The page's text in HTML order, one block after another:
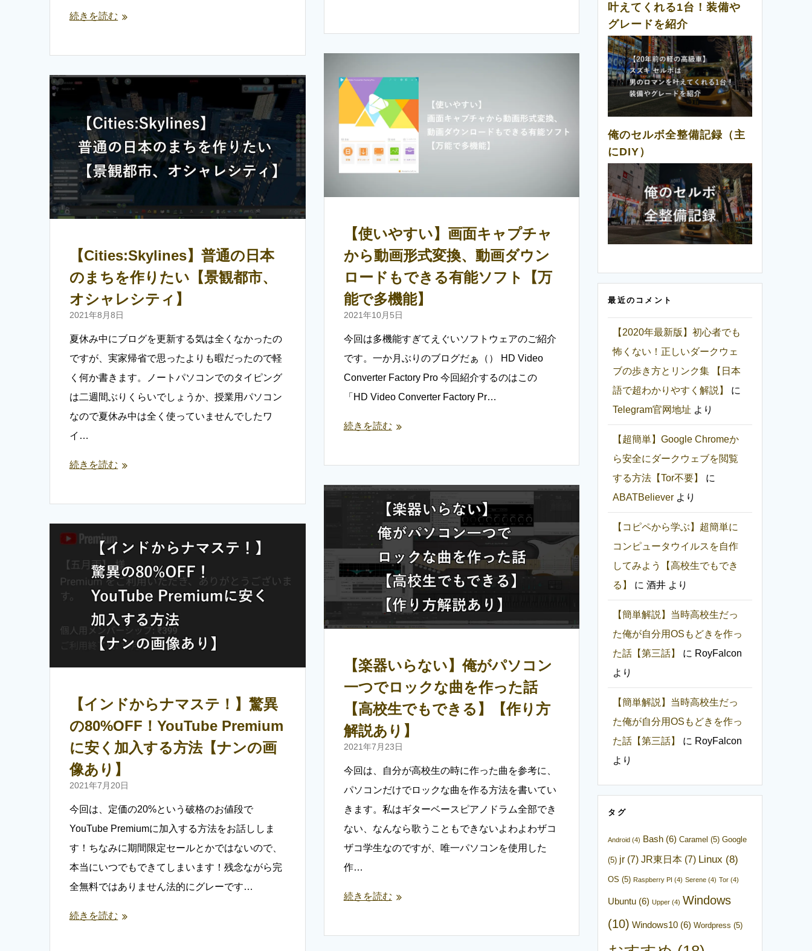
続きを読む
【使いやすい】画面キャプチャ
から動画形式変換、動画ダウン
ロードもできる有能ソフト【万
能で多機能】
2021年10月5日
今回は多機能すぎてえぐいソフトウェアのご紹介
です。一か月ぶりのブログだぁ（） HD Video
Converter Factory Pro 今回紹介するのはこの
「HD Video Converter Factory Pr…
続きを読む
【Cities:Skylines】普通の日本
のまちを作りたい【景観都市、
オシャレシティ】
2021年8月8日
夏休み中にブログを更新する気は全くなかったの
ですが、実家帰省で思ったよりも暇だったので軽
く何か書きます。ノートパソコンでのタイピング
は二週間ぶりくらいでしょうか、授業用パソコン
なので夏休み中は全く使っていませんでしたワ
イ…
続きを読む
【楽器いらない】俺がパソコン
一つでロックな曲を作った話
【高校生でもできる】【作り方
解説あり】
2021年7月23日
今回は、自分が高校生の時に作った曲を参考に、
パソコンだけでロックな曲を作る方法を書いてい
きます。私はギターベースピアノドラム全部でき
ない、なんなら歌うこともできないよわよわザコ
ザコ学生なのですが、唯一パソコンを使用した
作…
続きを読む
【インドからナマステ！】驚異
の80%OFF！YouTube Premium
に安く加入する方法【ナンの画
像あり】
2021年7月20日
今回は、定価の20%という破格のお値段で
YouTube Premiumに加入する方法をお話ししま
す！ちなみに期間限定セールとかではないので、
本当にいつでもできてしまいます！残念ながら完
全無料ではありません法的にグレーです…
続きを読む
叶えてくれる1台！装備や
グレードを紹介
俺のセルボ全整備記録（主
にDIY）
最近のコメント
【2020年最新版】初心者でも
怖くない！正しいダークウェ
ブの歩き方とリンク集 【日本
語で超わかりやすく解説】
に
Telegram官网地址 より
【超簡単】Google Chromeか
ら安全にダークウェブを閲覧
する方法【Tor不要】
に
ABATBeliever より
【コピペから学ぶ】超簡単に
コンピュータウイルスを自作
してみよう【高校生でもでき
る】
に酒井 より
【簡単解説】当時高校生だっ
た俺が自分用OSもどきを作っ
た話【第三話】
に RoyFalcon
より
【簡単解説】当時高校生だっ
た俺が自分用OSもどきを作っ
た話【第三話】
に RoyFalcon
より
タグ
Android (4) Bash (6) Caramel (5) Google
(5) jr (7) JR東日本 (7) Linux (8)
OS (5) Raspberry PI (4) Serene (4) Tor (4)
Ubuntu (6) Upper (4) Windows
(10) Windows10 (6) Wordpress (5)